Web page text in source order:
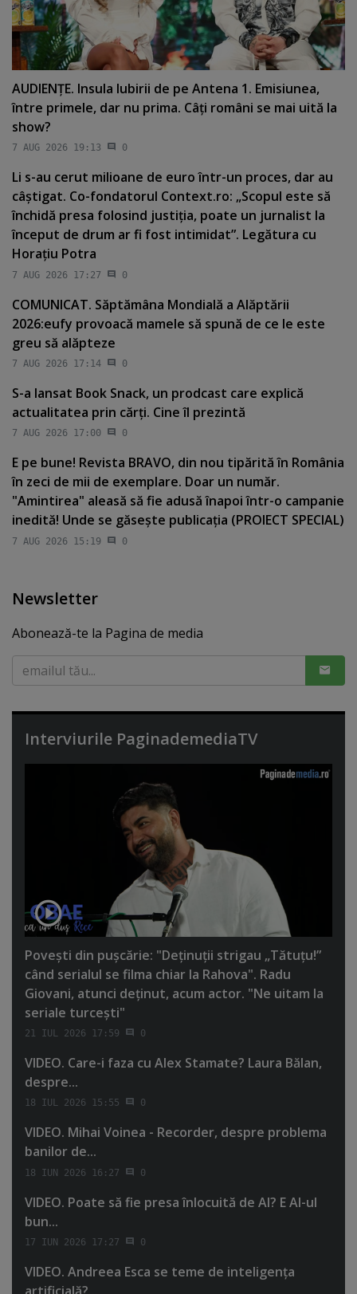
AUDIENŢE. Insula Iubirii de pe Antena 1. Emisiunea,
între primele, dar nu prima. Câţi români se mai uită la
show?
7 AUG 2026 19:13 0
Li s-au cerut milioane de euro într-un proces, dar au
câştigat. Co-fondatorul Context.ro: „Scopul este să
închidă presa folosind justiţia, poate un jurnalist la
început de drum ar fi fost intimidat”. Legătura cu
Horaţiu Potra
7 AUG 2026 17:27 0
COMUNICAT. Săptămâna Mondială a Alăptării
2026:eufy provoacă mamele să spună de ce le este
greu să alăpteze
7 AUG 2026 17:14 0
S-a lansat Book Snack, un prodcast care explică
actualitatea prin cărţi. Cine îl prezintă
7 AUG 2026 17:00 0
E pe bune! Revista BRAVO, din nou tipărită în România
în zeci de mii de exemplare. Doar un număr.
"Amintirea" aleasă să fie adusă înapoi într-o campanie
inedită! Unde se găseşte publicaţia (PROIECT SPECIAL)
7 AUG 2026 15:19 0
Newsletter
Abonează-te la Pagina de media
Interviurile PaginademediaTV
Poveşti din puşcărie: "Deţinuţii strigau „Tătuţu!”
când serialul se filma chiar la Rahova". Radu
Giovani, atunci deţinut, acum actor. "Ne uitam la
seriale turceşti"
21 IUL 2026 17:59 0
VIDEO. Care-i faza cu Alex Stamate? Laura Bălan,
despre...
18 IUL 2026 15:55 0
VIDEO. Mihai Voinea - Recorder, despre problema
banilor de...
18 IUN 2026 16:27 0
VIDEO. Poate să fie presa înlocuită de AI? E AI-ul
bun...
17 IUN 2026 17:27 0
VIDEO. Andreea Esca se teme de inteligenţa